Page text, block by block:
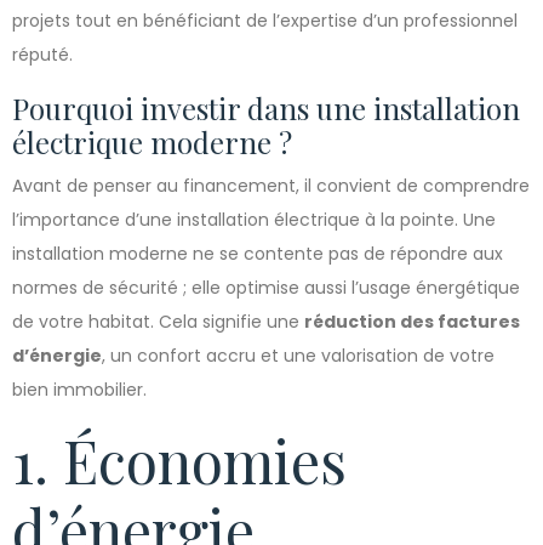
projets tout en bénéficiant de l’expertise d’un professionnel
réputé.
Pourquoi investir dans une installation
électrique moderne ?
Avant de penser au financement, il convient de comprendre
l’importance d’une installation électrique à la pointe. Une
installation moderne ne se contente pas de répondre aux
normes de sécurité ; elle optimise aussi l’usage énergétique
de votre habitat. Cela signifie une réduction des factures
d’énergie, un confort accru et une valorisation de votre
bien immobilier.
1. Économies
d’énergie